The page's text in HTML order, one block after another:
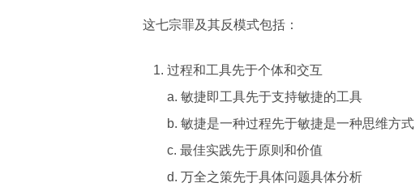
这七宗罪及其反模式包括：
过程和工具先于个体和交互
a. 敏捷即工具先于支持敏捷的工具
b. 敏捷是一种过程先于敏捷是一种思维方式
c. 最佳实践先于原则和价值
d. 万全之策先于具体问题具体分析